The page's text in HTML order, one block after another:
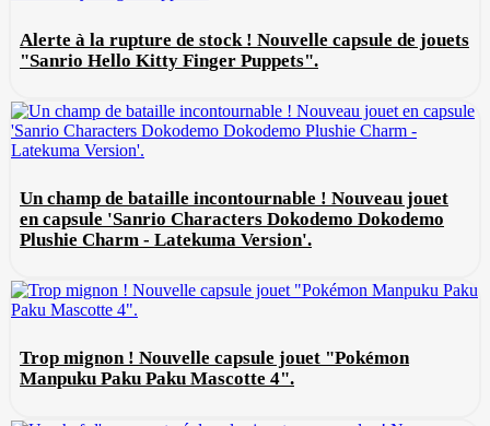
Alerte à la rupture de stock ! Nouvelle capsule de jouets
"Sanrio Hello Kitty Finger Puppets".
Un champ de bataille incontournable ! Nouveau jouet
en capsule 'Sanrio Characters Dokodemo Dokodemo
Plushie Charm - Latekuma Version'.
Trop mignon ! Nouvelle capsule jouet "Pokémon
Manpuku Paku Paku Mascotte 4".